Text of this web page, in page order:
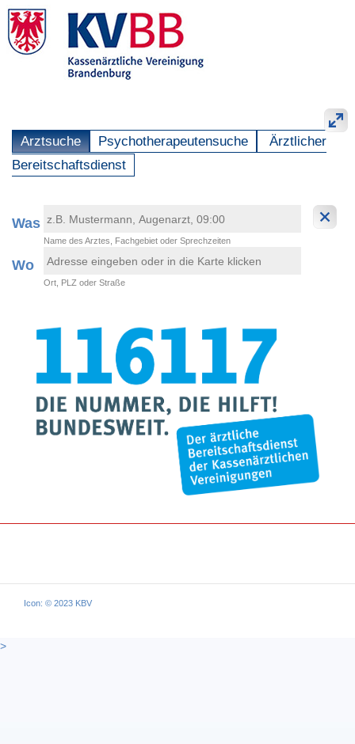
Arztsuche Psychotherapeutensuche
Ärztlicher
Bereitschaftsdienst
Was
Name des Arztes, Fachgebiet oder Sprechzeiten
Wo
Ort, PLZ oder Straße
Icon: © 2023 KBV
>